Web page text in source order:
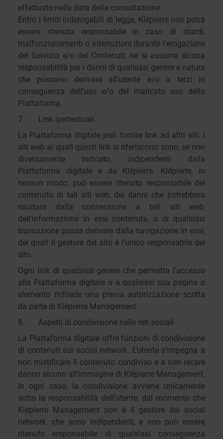
effettuato nella data della consultazione.
Entro i limiti inderogabili di legge, Klépierre non potrà
essere ritenuta responsabile in caso di ritardi,
malfunzionamenti o interruzioni durante l'erogazione
del Servizio e/o dei Contenuti, né si assume alcuna
responsabilità per i danni di qualsiasi genere e natura
che possano derivare all’utente e/o a terzi in
conseguenza dell’uso e/o del mancato uso della
Piattaforma.
7. Link ipertestuali
La Piattaforma digitale può fornire link ad altri siti. I
siti web ai quali questi link si riferiscono sono, se non
diversamente indicato, indipendenti dalla
Piattaforma digitale e da Klépierre. Klépierre, in
nessun modo, può essere ritenuto responsabile del
contenuto di tali siti web, dei danni che potrebbero
risultare dalla connessione a tali siti web,
dell’informazione in essi contenuta, o di qualsiasi
transazione possa derivare dalla navigazione in essi,
dei quali il gestore del sito è l’unico responsabile del
sito.
Ogni link di qualsiasi genere che permetta l'accesso
alla Piattaforma digitale o a qualsiasi sua pagina o
elemento richiede una previa autorizzazione scritta
da parte di Klépierre Management.
8. Aspetti di condivisione nelle reti sociali
La Piattaforma digitale offre funzioni di condivisione
di contenuti sui social network. L’utente s’impegna a
non mistificare il contenuto condiviso e a non recare
danno alcuno all’immagine di Klépierre Management.
In ogni caso, la condivisione avviene unicamente
sotto la responsabilità dell’utente; dal momento che
Klépierre Management non è il gestore dei social
network, che sono indipendenti, e non può essere
ritenuto responsabile di qualsiasi conseguenza